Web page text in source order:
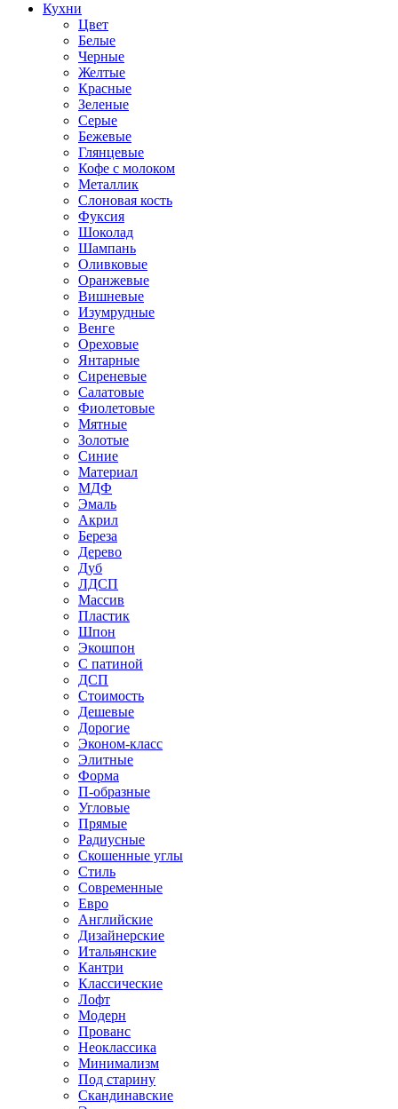
Кухни
Цвет
Белые
Черные
Желтые
Красные
Зеленые
Серые
Бежевые
Глянцевые
Кофе с молоком
Металлик
Слоновая кость
Фуксия
Шоколад
Шампань
Оливковые
Оранжевые
Вишневые
Изумрудные
Венге
Ореховые
Янтарные
Сиреневые
Салатовые
Фиолетовые
Мятные
Золотые
Синие
Материал
МДФ
Эмаль
Акрил
Береза
Дерево
Дуб
ЛДСП
Массив
Пластик
Шпон
Экошпон
С патиной
ДСП
Стоимость
Дешевые
Дорогие
Эконом-класс
Элитные
Форма
П-образные
Угловые
Прямые
Радиусные
Скошенные углы
Стиль
Современные
Евро
Английские
Дизайнерские
Итальянские
Кантри
Классические
Лофт
Модерн
Прованс
Неоклассика
Минимализм
Под старину
Скандинавские